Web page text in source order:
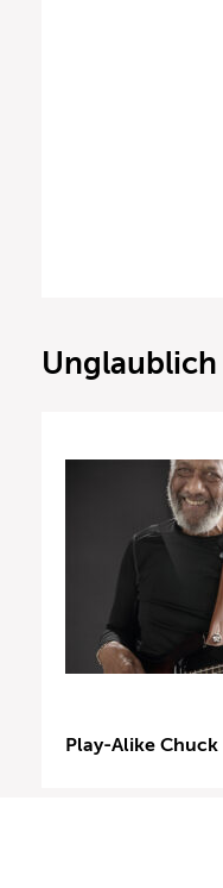
Unglaublich
Play-Alike Chuck